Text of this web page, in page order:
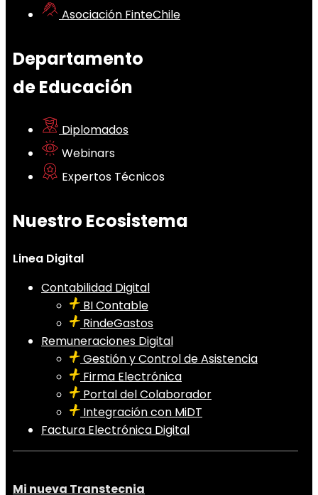
Asociación FinteChile
Departamento
de Educación
Diplomados
Webinars
Expertos Técnicos
Nuestro Ecosistema
Linea Digital
Contabilidad Digital
BI Contable
RindeGastos
Remuneraciones Digital
Gestión y Control de Asistencia
Firma Electrónica
Portal del Colaborador
Integración con MiDT
Factura Electrónica Digital
Mi nueva Transtecnia